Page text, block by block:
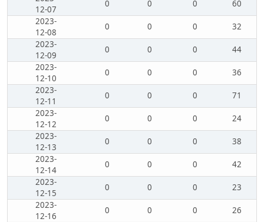
12-07
0 0 0
60
2023-
12-08
0 0 0
32
2023-
12-09
0 0 0
44
2023-
12-10
0 0 0
36
2023-
12-11
0 0 0
71
2023-
12-12
0 0 0
24
2023-
12-13
0 0 0
38
2023-
12-14
0 0 0
42
2023-
12-15
0 0 0
23
2023-
12-16
0 0 0
26